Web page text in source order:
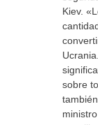
Kiev.
sobre